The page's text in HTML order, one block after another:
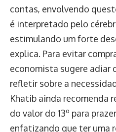
contas, envolvendo
é interpretado pelo
estimulando um forte
explica. Para evitar
economista sugere adiar
refletir sobre a
Khatib ainda recomenda
do valor do 13º para
enfatizando que ter uma